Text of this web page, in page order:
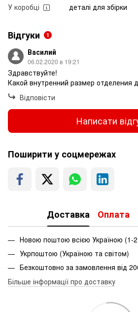
У коробці
деталі для збірки
Відгуки 1
Василий
06.02.2020 в 19:21
Здравствуйте!
Какой внутренний размер отделения
Відповісти
Написати
Поширити у соцмережах
Доставка Оплата
Новою поштою всією Україною (1-2
Укрпоштою (Україною та світом)
Безкоштовно за замовлення від
Більше інформації про доставку